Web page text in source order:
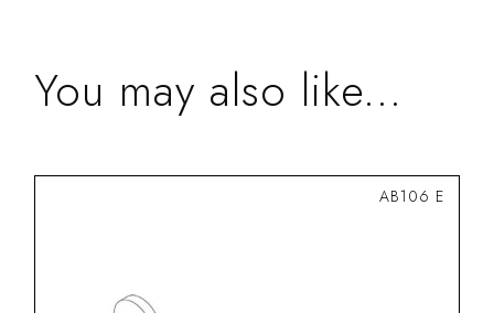
You may also like...
AB106 E